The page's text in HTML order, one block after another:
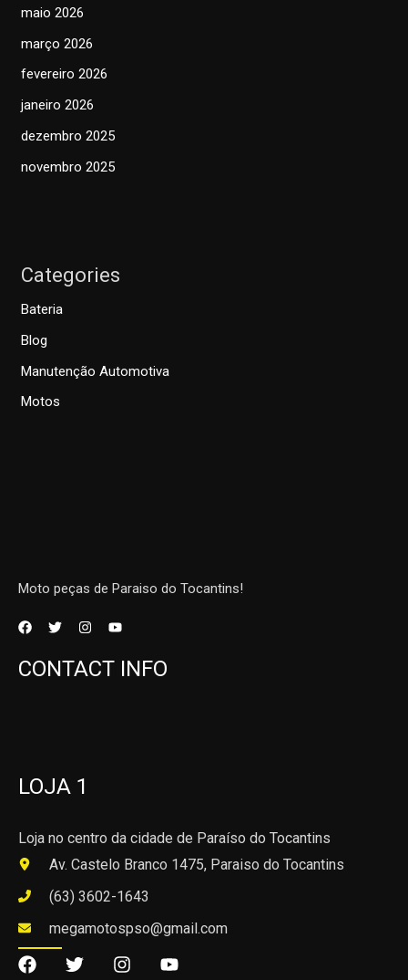
maio 2026
março 2026
fevereiro 2026
janeiro 2026
dezembro 2025
novembro 2025
Categories
Bateria
Blog
Manutenção Automotiva
Motos
Moto peças de Paraiso do Tocantins!
CONTACT INFO
LOJA 1
Loja no centro da cidade de Paraíso do Tocantins
Av. Castelo Branco 1475, Paraiso do Tocantins
(63) 3602-1643
megamotospso@gmail.com